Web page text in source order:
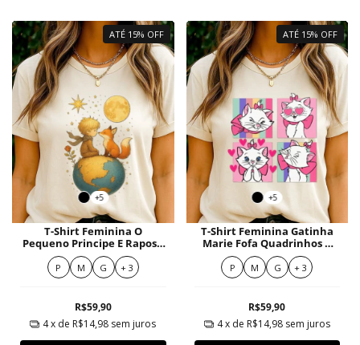
ATÉ 15% OFF
+5
T-Shirt Feminina O
Pequeno Principe E Raposa
Amigos Em Planeta Azul
Com Estrelas
P M G + 3
R$59,90
4x de R$14,98 sem juros
ATÉ 15% OFF
+5
T-Shirt Feminina Gatinha
Marie Fofa Quadrinhos e
Corações Coloridos
P M G + 3
R$59,90
4x de R$14,98 sem juros